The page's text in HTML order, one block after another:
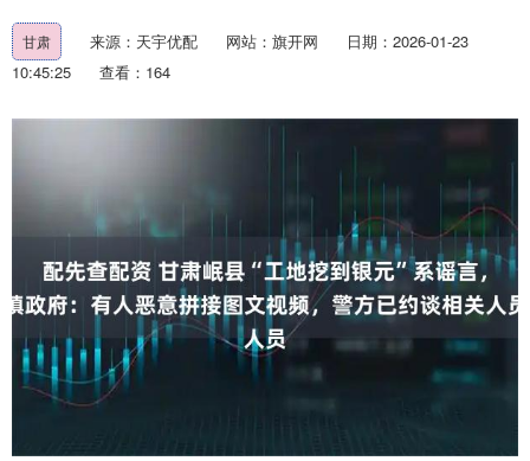
甘肃 来源：天宇优配 网站：旗开网
日期：2026-01-23
10:45:25
查看：164